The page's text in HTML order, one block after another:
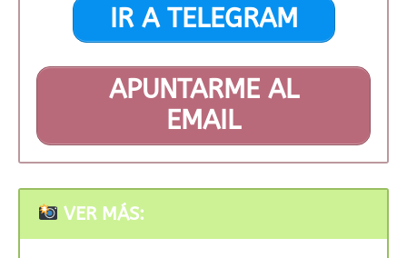
IR A TELEGRAM
APUNTARME AL
EMAIL
VER MÁS: